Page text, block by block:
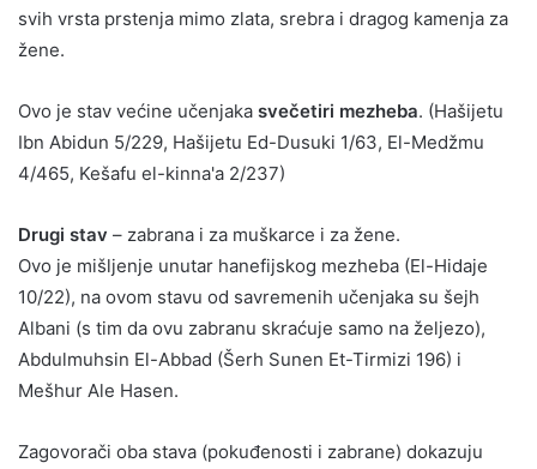
svih vrsta prstenja mimo zlata, srebra i dragog kamenja za
žene.
Ovo je stav većine učenjaka svečetiri mezheba. (Hašijetu
Ibn Abidun 5/229, Hašijetu Ed-Dusuki 1/63, El-Medžmu
4/465, Kešafu el-kinna'a 2/237)
Drugi stav – zabrana i za muškarce i za žene.
Ovo je mišljenje unutar hanefijskog mezheba (El-Hidaje
10/22), na ovom stavu od savremenih učenjaka su šejh
Albani (s tim da ovu zabranu skraćuje samo na željezo),
Abdulmuhsin El-Abbad (Šerh Sunen Et-Tirmizi 196) i
Mešhur Ale Hasen.
Zagovorači oba stava (pokuđenosti i zabrane) dokazuju